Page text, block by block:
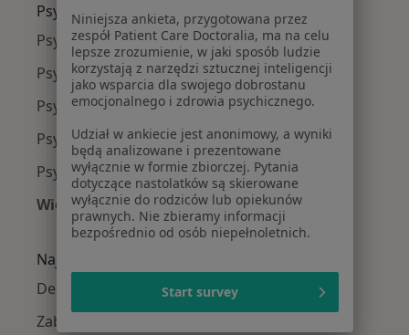
Psychoterapeuci w pobliżu
Psychoterapeuci Grunwald
Psychoterapeuci Jeżyce
Psychoterapeuci Stare Miasto
Psychoterapeuci Wilda
Psychoterapeuci Nowe Miasto
Więcej (1)
Więcej w kategorii: Psychoterapeuci w pobliżu
Najczęście leczone choroby
Depresja w Poznaniu
Zaburzenia lękowe w Poznaniu
Niniejsza ankieta, przygotowana przez
zespół Patient Care Doctoralia, ma na celu
lepsze zrozumienie, w jaki sposób ludzie
korzystają z narzędzi sztucznej inteligencji
jako wsparcia dla swojego dobrostanu
emocjonalnego i zdrowia psychicznego.
Udział w ankiecie jest anonimowy, a wyniki
będą analizowane i prezentowane
wyłącznie w formie zbiorczej. Pytania
dotyczące nastolatków są skierowane
wyłącznie do rodziców lub opiekunów
prawnych. Nie zbieramy informacji
bezpośrednio od osób niepełnoletnich.
Start survey